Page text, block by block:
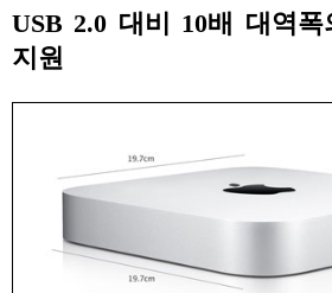
USB 2.0 대비 10배 대역
지원